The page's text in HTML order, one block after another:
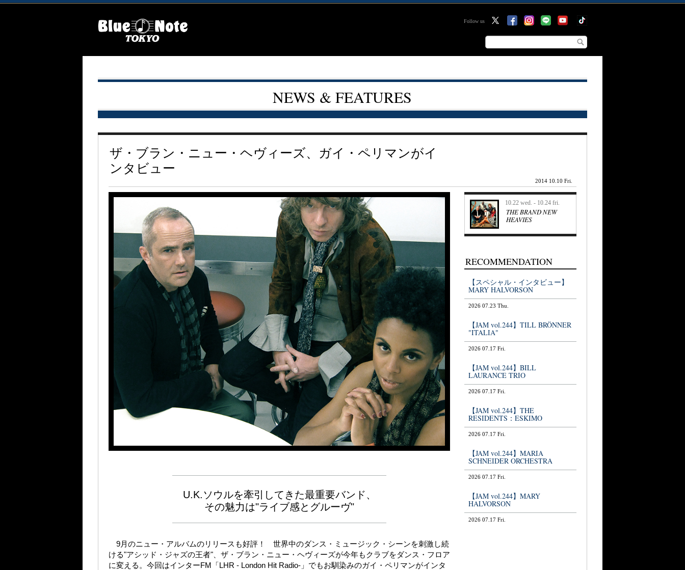
Follow us
NEWS & FEATURES
ザ・ブラン・ニュー・ヘヴィーズ、ガイ・ペリマンがイ
ンタビュー
2014 10.10 Fri.
U.K.ソウルを牽引してきた最重要バンド、
その魅力は"ライブ感とグルーヴ"
9月のニュー・アルバムのリリースも好評！ 世界中のダンス・ミュージック・シーンを刺激し続
ける"アシッド・ジャズの王者"、ザ・ブラン・ニュー・ヘヴィーズが今年もクラブをダンス・フロア
に変える。今回はインターFM「LHR - London Hit Radio-」でもお馴染みのガイ・ペリマンがインタ
10.22 wed. - 10.24 fri.
THE BRAND NEW
HEAVIES
RECOMMENDATION
【スペシャル・インタビュー】
MARY HALVORSON
2026 07.23 Thu.
【JAM vol.244】TILL BRÖNNER
"ITALIA"
2026 07.17 Fri.
【JAM vol.244】BILL
LAURANCE TRIO
2026 07.17 Fri.
【JAM vol.244】THE
RESIDENTS：ESKIMO
2026 07.17 Fri.
【JAM vol.244】MARIA
SCHNEIDER ORCHESTRA
2026 07.17 Fri.
【JAM vol.244】MARY
HALVORSON
2026 07.17 Fri.